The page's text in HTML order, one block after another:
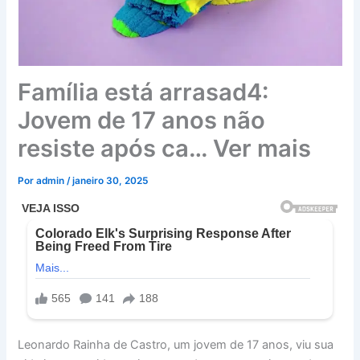
Família está arrasad4:
Jovem de 17 anos não
resiste após ca… Ver mais
Poradmin/janeiro 30, 2025
Leonardo Rainha de Castro, um jovem de 17 anos, viu sua